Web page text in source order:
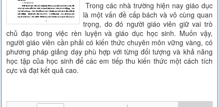
Trong các nhà trường hiện nay giáo dục
là một vấn đề cấp bách và vô cùng quan
trọng, do đó người giáo viên giữ vai trò
chủ đạo trong việc rèn luyện và giáo dục học sinh. Muốn vậy,
người giáo viên cần phải có kiến thức chuyên môn vững vàng, có
phương pháp giảng dạy phù hợp với từng đối tượng và khả năng
học tập của học sinh để các em tiếp thu kiến thức một cách tích
cực và đạt kết quả cao.